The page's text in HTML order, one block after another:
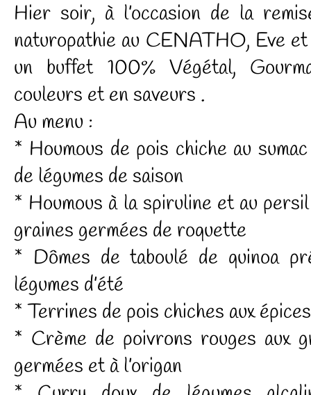
Hier soir, à l’occasion de la
naturopathie au CENATHO, Eve
un buffet 100% Végétal,
couleurs et en saveurs .
Au menu :
* Houmous de pois chiche au
de légumes de saison
* Houmous à la spiruline et au
graines germées de roquette
* Dômes de taboulé de quinoa
légumes d’été
* Terrines de pois chiches aux
* Crème de poivrons rouges aux
germées et à l’origan